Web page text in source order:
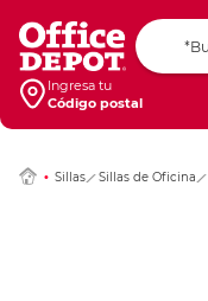
Ingresa tu
Código postal
Sillas Sillas de Oficina